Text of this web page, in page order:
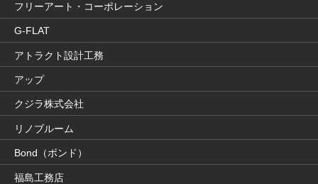
フリーアート・コーポレーション
G-FLAT
アトラクト設計工務
アップ
クジラ株式会社
リノブルーム
Bond（ボンド）
福島工務店